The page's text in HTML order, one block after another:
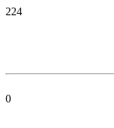
224
0